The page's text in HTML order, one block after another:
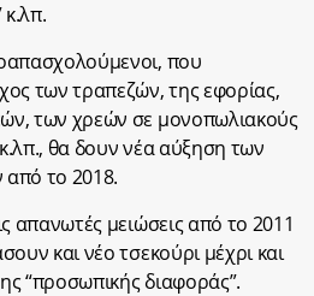
κ.λπ.
που
των τραπεζών, της εφορίας,
των χρεών σε μονοπωλιακούς
θα δουν νέα αύξηση των
από το 2018.
απανωτές μειώσεις από το 2011
και νέο τσεκούρι μέχρι και
“προσωπικής διαφοράς”.